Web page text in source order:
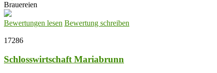
Brauereien
Bewertungen lesen Bewertung schreiben
17286
Schlosswirtschaft Mariabrunn